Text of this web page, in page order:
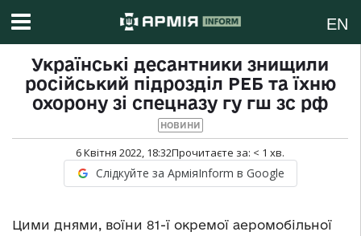
EN
Українські десантники знищили
російський підрозділ РЕБ та їхню
охорону зі спецназу гу гш зс рф
НОВИНИ
6 Квітня 2022, 18:32Прочитаєте за: < 1 хв.
Слідкуйте за АрміяInform в Google
Цими днями, воїни 81-ї окремої аеромобільної